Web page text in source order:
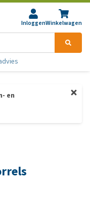
InloggenWinkelwagen
en